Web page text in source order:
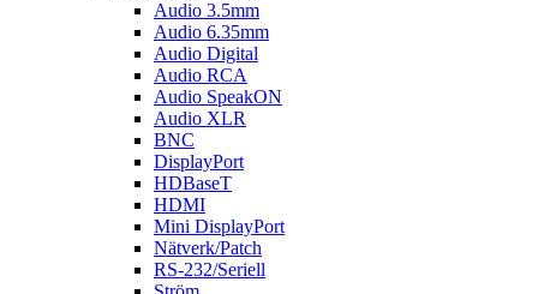
Audio 3.5mm
Audio 6.35mm
Audio Digital
Audio RCA
Audio SpeakON
Audio XLR
BNC
DisplayPort
HDBaseT
HDMI
Mini DisplayPort
Nätverk/Patch
RS-232/Seriell